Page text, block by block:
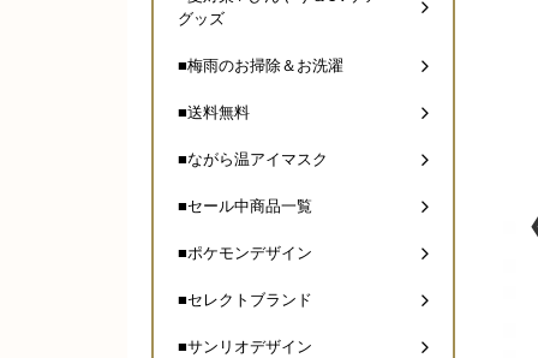
グッズ
■梅雨のお掃除＆お洗濯
■送料無料
■ながら温アイマスク
■セール中商品一覧
■ポケモンデザイン
■セレクトブランド
■サンリオデザイン